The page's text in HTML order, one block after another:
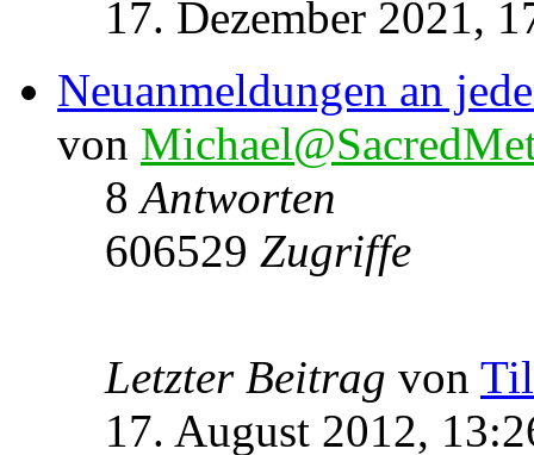
17. Dezember 2021,
Neuanmeldungen an
von
8Antworten
606529 Zugriffe
Letzter Beitrag von
17. August 2012,